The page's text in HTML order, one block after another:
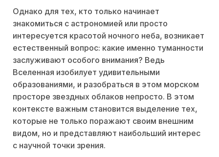
Однако для тех, кто только начинает
знакомиться с астрономией или просто
интересуется красотой ночного неба, возникает
естественный вопрос: какие именно туманности
заслуживают особого внимания? Ведь
Вселенная изобилует удивительными
образованиями, и разобраться в этом морском
просторе звездных облаков непросто. В этом
контексте важным становится выделение тех,
которые не только поражают своим внешним
видом, но и представляют наибольший интерес
с научной точки зрения.